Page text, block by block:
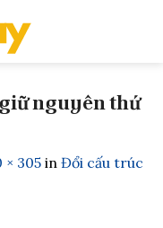
nguyên thứ
× 305 in Đổi cấu trúc